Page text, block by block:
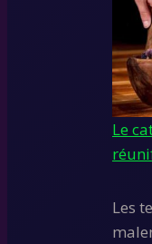
Le
Les